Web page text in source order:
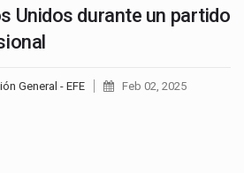
Unidos durante un partido
General - EFE Feb 02, 2025